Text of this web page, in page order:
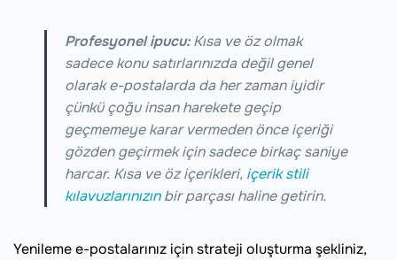
Profesyonel ipucu:Kısa ve öz olmak
sadece konu satırlarınızda değil genel
olarak e-postalarda da her zaman iyidir
çünkü çoğu insan harekete geçip
geçmemeye karar vermeden önce içeriği
gözden geçirmek için sadece birkaç saniye
harcar. Kısa ve öz içerikleri, içerik stili
kılavuzlarınızınbir parçası haline getirin.
Yenileme e-postalarınız için strateji oluşturma şekliniz,